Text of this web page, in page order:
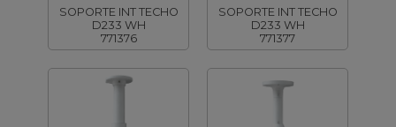
SOPORTE INT TECHO
D233 WH
771376
SOPORTE INT TECHO
D233 WH
771377